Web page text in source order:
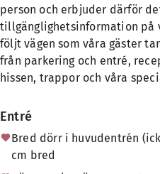
person och erbjuder därför
tillgänglighetsinformation på
följt vägen som våra gäster
från parkering och entré,
hissen, trappor och våra
Entré
Bred dörr i huvudentrén
cm bred